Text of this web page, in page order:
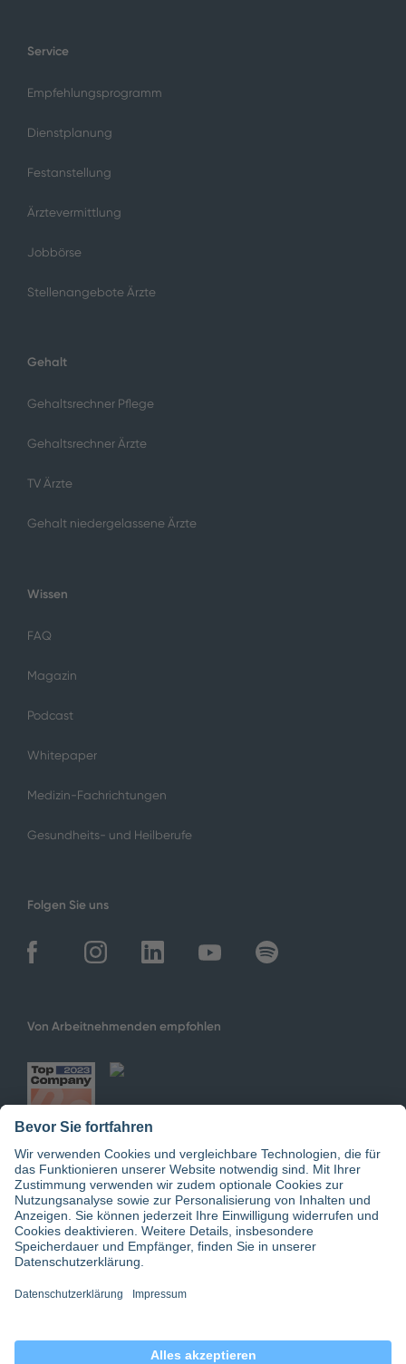
Service
Empfehlungsprogramm
Dienstplanung
Festanstellung
Ärztevermittlung
Jobbörse
Stellenangebote Ärzte
Gehalt
Gehaltsrechner Pflege
Gehaltsrechner Ärzte
TV Ärzte
Gehalt niedergelassene Ärzte
Wissen
FAQ
Magazin
Podcast
Whitepaper
Medizin-Fachrichtungen
Gesundheits- und Heilberufe
Folgen Sie uns
Von Arbeitnehmenden empfohlen
Jetzt doctari App downloaden